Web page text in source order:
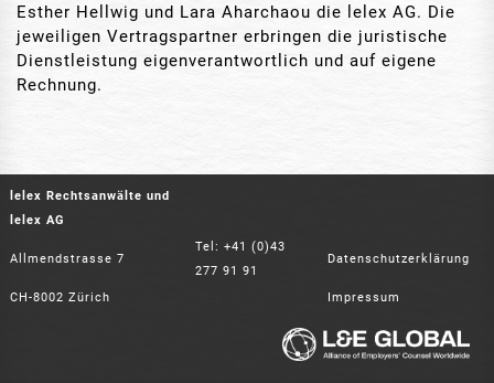
Esther Hellwig und Lara Aharchaou die lelex AG. Die
jeweiligen Vertragspartner erbringen die juristische
Dienstleistung eigenverantwortlich und auf eigene
Rechnung.
lelex Rechtsanwälte und
lelex AG
Allmendstrasse 7
Tel: +41 (0)43
277 91 91
Datenschutzerklärung
CH-8002 Zürich Impressum